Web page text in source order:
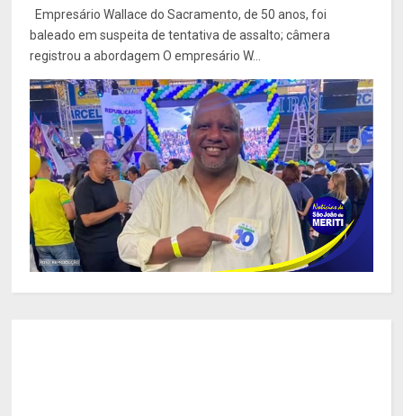
Empresário Wallace do Sacramento, de 50 anos, foi
baleado em suspeita de tentativa de assalto; câmera
registrou a abordagem O empresário W...